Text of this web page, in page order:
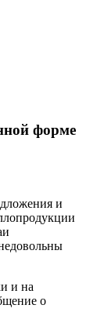
форме
и
и на
о